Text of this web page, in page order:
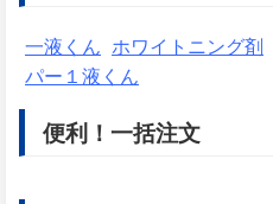
一液くん ホワイトニング剤
パー１液くん
便利！一括注文